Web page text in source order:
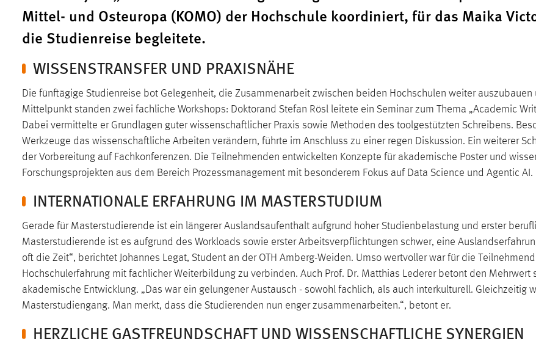
Mittel- und Osteuropa (KOMO) der Hochschule koordiniert, für das Maika
die Studienreise begleitete.
WISSENSTRANSFER UND PRAXISNÄHE
Die fünftägige Studienreise bot Gelegenheit, die Zusammenarbeit zwischen beiden Hochschulen weiter
Mittelpunkt standen zwei fachliche Workshops: Doktorand Stefan Rösl leitete ein Seminar zum Thema „Academic
Dabei vermittelte er Grundlagen guter wissenschaftlicher Praxis sowie Methoden des toolgestützten Schreibens.
Werkzeuge das wissenschaftliche Arbeiten verändern, führte im Anschluss zu einer regen Diskussion. Ein weiterer
der Vorbereitung auf Fachkonferenzen. Die Teilnehmenden entwickelten Konzepte für akademische Poster und
Forschungsprojekten aus dem Bereich Prozessmanagement mit besonderem Fokus auf Data Science und Agentic AI.
INTERNATIONALE ERFAHRUNG IM MASTERSTUDIUM
Gerade für Masterstudierende ist ein längerer Auslandsaufenthalt aufgrund hoher Studienbelastung und erster
Masterstudierende ist es aufgrund des Workloads sowie erster Arbeitsverpflichtungen schwer, eine
oft die Zeit“, berichtet Johannes Legat, Student an der OTH Amberg-Weiden. Umso wertvoller war für die
Hochschulerfahrung mit fachlicher Weiterbildung zu verbinden. Auch Prof. Dr. Matthias Lederer betont den
akademische Entwicklung. „Das war ein gelungener Austausch - sowohl fachlich, als auch interkulturell. Gleichzeitig
Masterstudiengang. Man merkt, dass die Studierenden nun enger zusammenarbeiten.“, betont er.
HERZLICHE GASTFREUNDSCHAFT UND WISSENSCHAFTLICHE SYNERGIEN
Name: cookie_consent
Dieser Cookie speichert die
des Benutzers
Cookie Laufzeit: 1 Jahr
Performance
Name: staticfilecache
Zweck:
eingeloggt ist.
Sprachpräferenz
Name:
Zweck:
Das Cookie speichert die gewählte
Sprache der Website.
Cookie Laufzeit: